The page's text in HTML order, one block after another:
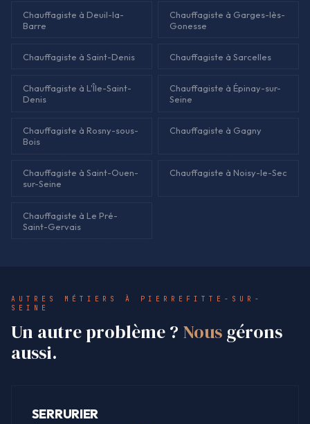
Chauffagiste à Deuil-la-
Barre
Chauffagiste à Garges-lès-
Gonesse
Chauffagiste à Saint-Denis Chauffagiste à Sarcelles
Chauffagiste à L'Île-Saint-
Denis
Chauffagiste à Épinay-sur-
Seine
Chauffagiste à Rosny-sous-
Bois
Chauffagiste à Gagny
Chauffagiste à Saint-Ouen-
sur-Seine
Chauffagiste à Noisy-le-Sec
Chauffagiste à Le Pré-
Saint-Gervais
AUTRES MÉTIERS À PIERREFITTE-SUR-
SEINE
Un autre problème ? Nous gérons
aussi.
SERRURIER